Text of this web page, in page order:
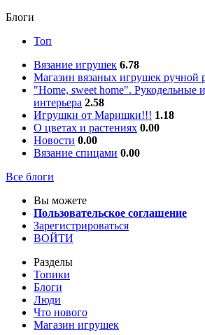
Блоги
Топ
Вязание игрушек 6.78
Магазин вязаных игрушек ручной
"Home, sweet home". Рукодельные
интерьера 2.58
Игрушки от Маришки!!! 1.18
О цветах и растениях 0.00
Новости 0.00
Вязание спицами 0.00
Все блоги
Вы можете
Пользовательское соглашение
Зарегистрироваться
ВОЙТИ
Разделы
Топики
Блоги
Люди
Что нового
Магазин игрушек